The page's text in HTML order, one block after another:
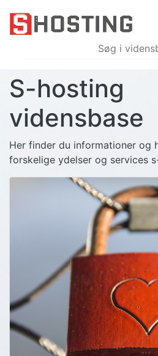
S-hosting
vidensbase
Her finder du informationer og
forskelige ydelser og services